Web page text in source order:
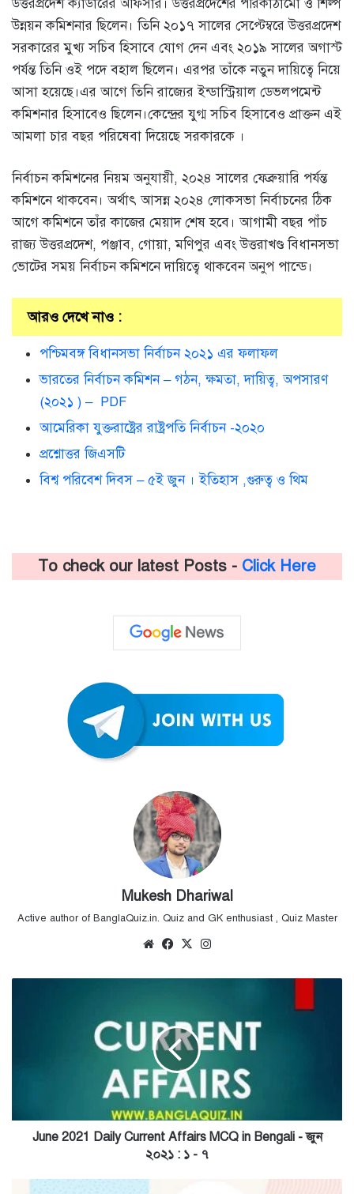
উত্তরপ্রদেশ ক্যাডারের অফিসার। উত্তরপ্রদেশের পরিকাঠামো ও শিল্প
উন্নয়ন কমিশনার ছিলেন। তিনি ২০১৭ সালের সেপ্টেম্বরে উত্তরপ্রদেশ
সরকারের মুখ্য সচিব হিসাবে যোগ দেন এবং ২০১৯ সালের অগাস্ট
পর্যন্ত তিনি ওই পদে বহাল ছিলেন। এরপর তাঁকে নতুন দায়িত্বে নিয়ে
আসা হয়েছে।এর আগে তিনি রাজ্যের ইন্ডাস্ট্রিয়াল ডেভলপমেন্ট
কমিশনার হিসাবেও ছিলেন।কেন্দ্রের যুগ্ম সচিব হিসাবেও প্রাক্তন এই
আমলা চার বছর পরিষেবা দিয়েছে সরকারকে ।
নির্বাচন কমিশনের নিয়ম অনুযায়ী, ২০২৪ সালের ফেব্রুয়ারি পর্যন্ত
কমিশনে থাকবেন। অর্থাৎ আসন্ন ২০২৪ লোকসভা নির্বাচনের ঠিক
আগে কমিশনে তাঁর কাজের মেয়াদ শেষ হবে। আগামী বছর পাঁচ
রাজ্য উত্তরপ্রদেশ, পঞ্জাব, গোয়া, মণিপুর এবং উত্তরাখণ্ড বিধানসভা
ভোটের সময় নির্বাচন কমিশনে দায়িত্বে থাকবেন অনুপ পান্ডে।
আরও দেখে নাও :
পশ্চিমবঙ্গ বিধানসভা নির্বাচন ২০২১ এর ফলাফল
ভারতের নির্বাচন কমিশন – গঠন, ক্ষমতা, দায়িত্ব, অপসারণ
(২০২১ ) – PDF
আমেরিকা যুক্তরাষ্ট্রের রাষ্ট্রপতি নির্বাচন -২০২০
প্রশ্নোত্তর জিএসটি
বিশ্ব পরিবেশ দিবস – ৫ই জুন । ইতিহাস ,গুরুত্ব ও থিম
To check our latest Posts - Click Here
Mukesh Dhariwal
Active author of BanglaQuiz.in. Quiz and GK enthusiast , Quiz Master
WebsiteFacebook
X
-
June 2021 Daily Current Affairs MCQ in Bengali - জুন
২০২১ : ১ - ৭